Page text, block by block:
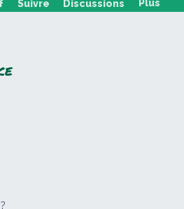
Suivre Discussions Plus